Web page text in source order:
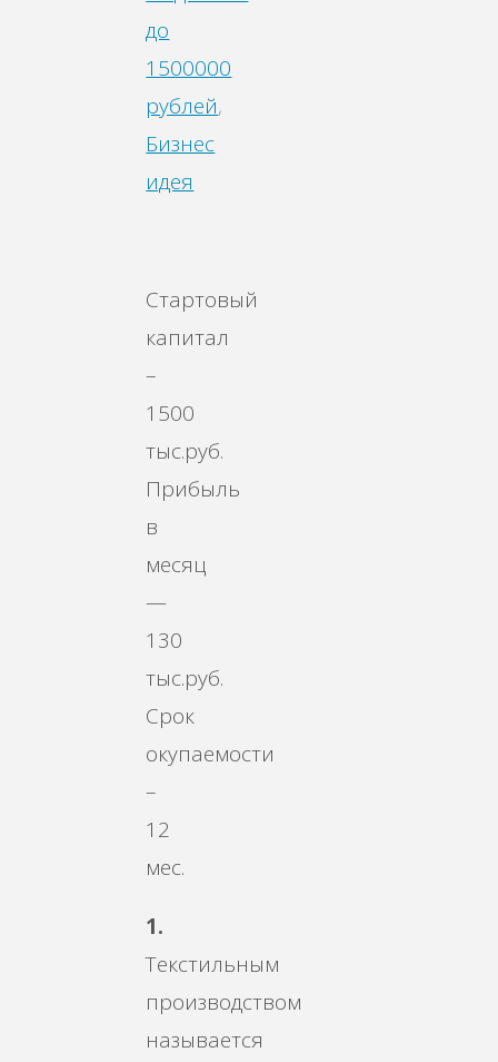
до
1500000
рублей,
Бизнес
идея
Стартовый
капитал
–
1500
тыс.руб.
Прибыль
в
месяц
—
130
тыс.руб.
Срок
окупаемости
–
12
мес.
1.
Текстильным
производством
называется